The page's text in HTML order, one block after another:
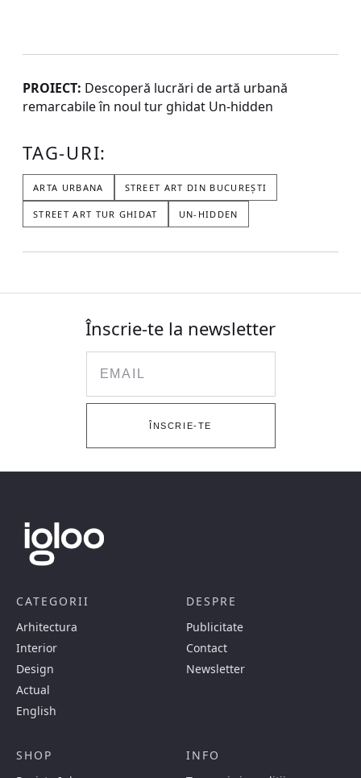
PROIECT: Descoperă lucrări de artă urbană
remarcabile în noul tur ghidat Un-hidden
TAG-URI:
ARTA URBANA STREET ART DIN BUCUREȘTI
STREET ART TUR GHIDAT UN-HIDDEN
Înscrie-te la newsletter
ÎNSCRIE-TE
CATEGORII
Arhitectura
Interior
Design
Actual
English
DESPRE
Publicitate
Contact
Newsletter
SHOP
INFO